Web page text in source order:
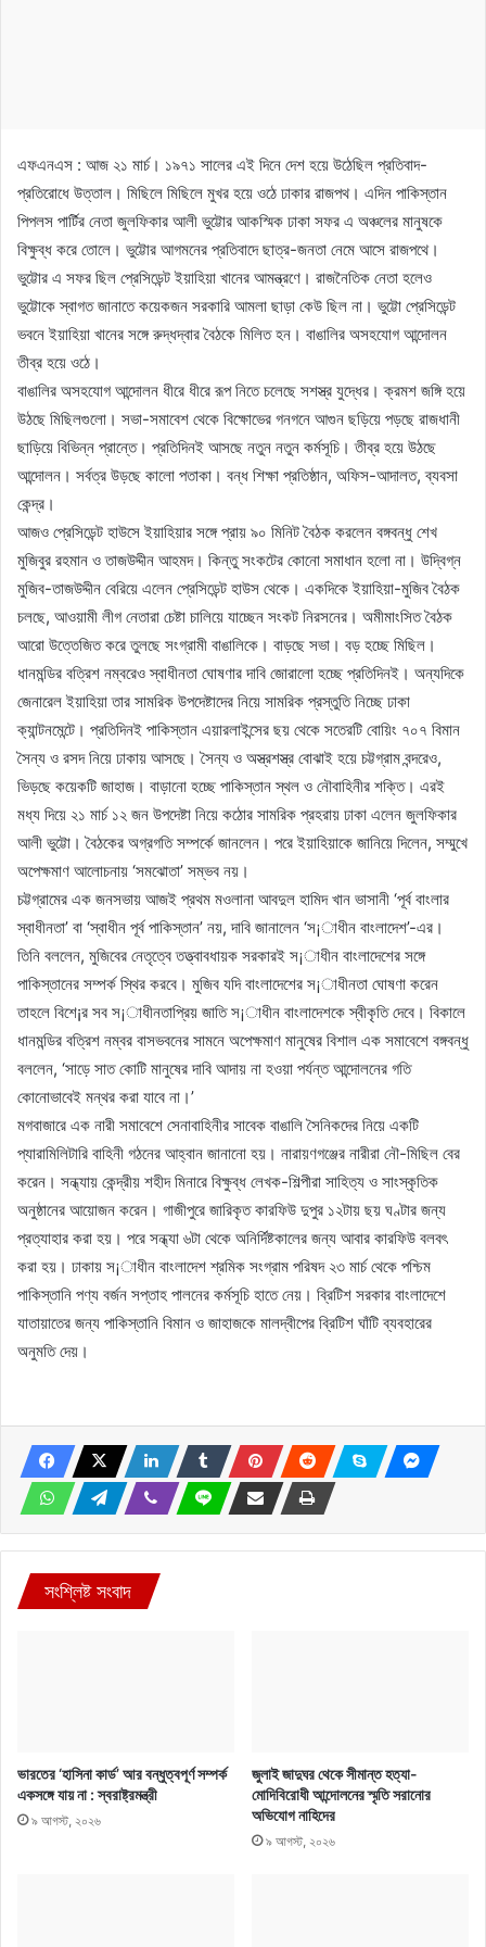
এফএনএস : আজ ২১ মার্চ। ১৯৭১ সালের এই দিনে দেশ হয়ে উঠেছিল প্রতিবাদ-
প্রতিরোধে উত্তাল। মিছিলে মিছিলে মুখর হয়ে ওঠে ঢাকার রাজপথ। এদিন পাকিস্তান
পিপলস পার্টির নেতা জুলফিকার আলী ভুট্টোর আকস্মিক ঢাকা সফর এ অঞ্চলের মানুষকে
বিক্ষুব্ধ করে তোলে। ভুট্টোর আগমনের প্রতিবাদে ছাত্র-জনতা নেমে আসে রাজপথে।
ভুট্টোর এ সফর ছিল প্রেসিডেন্ট ইয়াহিয়া খানের আমন্ত্রণে। রাজনৈতিক নেতা হলেও
ভুট্টোকে স্বাগত জানাতে কয়েকজন সরকারি আমলা ছাড়া কেউ ছিল না। ভুট্টো প্রেসিডেন্ট
ভবনে ইয়াহিয়া খানের সঙ্গে রুদ্ধদ্বার বৈঠকে মিলিত হন। বাঙালির অসহযোগ আন্দোলন
তীব্র হয়ে ওঠে।
বাঙালির অসহযোগ আন্দোলন ধীরে ধীরে রূপ নিতে চলেছে সশস্ত্র যুদ্ধের। ক্রমশ জঙ্গি হয়ে
উঠছে মিছিলগুলো। সভা-সমাবেশ থেকে বিক্ষোভের গনগনে আগুন ছড়িয়ে পড়ছে রাজধানী
ছাড়িয়ে বিভিন্ন প্রান্তে। প্রতিদিনই আসছে নতুন নতুন কর্মসূচি। তীব্র হয়ে উঠছে
আন্দোলন। সর্বত্র উড়ছে কালো পতাকা। বন্ধ শিক্ষা প্রতিষ্ঠান, অফিস-আদালত, ব্যবসা
কেন্দ্র।
আজও প্রেসিডেন্ট হাউসে ইয়াহিয়ার সঙ্গে প্রায় ৯০ মিনিট বৈঠক করলেন বঙ্গবন্ধু শেখ
মুজিবুর রহমান ও তাজউদ্দীন আহমদ। কিন্তু সংকটের কোনো সমাধান হলো না। উদ্বিগ্ন
মুজিব-তাজউদ্দীন বেরিয়ে এলেন প্রেসিডেন্ট হাউস থেকে। একদিকে ইয়াহিয়া-মুজিব বৈঠক
চলছে, আওয়ামী লীগ নেতারা চেষ্টা চালিয়ে যাচ্ছেন সংকট নিরসনের। অমীমাংসিত বৈঠক
আরো উত্তেজিত করে তুলছে সংগ্রামী বাঙালিকে। বাড়ছে সভা। বড় হচ্ছে মিছিল।
ধানমন্ডির বত্রিশ নম্বরেও স্বাধীনতা ঘোষণার দাবি জোরালো হচ্ছে প্রতিদিনই। অন্যদিকে
জেনারেল ইয়াহিয়া তার সামরিক উপদেষ্টাদের নিয়ে সামরিক প্রস্তুতি নিচ্ছে ঢাকা
ক্যান্টনমেন্টে। প্রতিদিনই পাকিস্তান এয়ারলাইন্সের ছয় থেকে সতেরটি বোয়িং ৭০৭ বিমান
সৈন্য ও রসদ নিয়ে ঢাকায় আসছে। সৈন্য ও অস্ত্রশস্ত্র বোঝাই হয়ে চট্টগ্রাম বন্দরেও,
ভিড়ছে কয়েকটি জাহাজ। বাড়ানো হচ্ছে পাকিস্তান স্থল ও নৌবাহিনীর শক্তি। এরই
মধ্য দিয়ে ২১ মার্চ ১২ জন উপদেষ্টা নিয়ে কঠোর সামরিক প্রহরায় ঢাকা এলেন জুলফিকার
আলী ভুট্টো। বৈঠকের অগ্রগতি সম্পর্কে জানলেন। পরে ইয়াহিয়াকে জানিয়ে দিলেন, সম্মুখে
অপেক্ষমাণ আলোচনায় ‘সমঝোতা’ সম্ভব নয়।
চট্টগ্রামের এক জনসভায় আজই প্রথম মওলানা আবদুল হামিদ খান ভাসানী ‘পূর্ব বাংলার
স্বাধীনতা’ বা ‘স্বাধীন পূর্ব পাকিস্তান’ নয়, দাবি জানালেন ‘স¡াধীন বাংলাদেশ’-এর।
তিনি বললেন, মুজিবের নেতৃত্বে তত্ত্বাবধায়ক সরকারই স¡াধীন বাংলাদেশের সঙ্গে
পাকিস্তানের সম্পর্ক স্থির করবে। মুজিব যদি বাংলাদেশের স¡াধীনতা ঘোষণা করেন
তাহলে বিশে¡র সব স¡াধীনতাপ্রিয় জাতি স¡াধীন বাংলাদেশকে স্বীকৃতি দেবে। বিকালে
ধানমন্ডির বত্রিশ নম্বর বাসভবনের সামনে অপেক্ষমাণ মানুষের বিশাল এক সমাবেশে বঙ্গবন্ধু
বললেন, ‘সাড়ে সাত কোটি মানুষের দাবি আদায় না হওয়া পর্যন্ত আন্দোলনের গতি
কোনোভাবেই মন্থর করা যাবে না।’
মগবাজারে এক নারী সমাবেশে সেনাবাহিনীর সাবেক বাঙালি সৈনিকদের নিয়ে একটি
প্যারামিলিটারি বাহিনী গঠনের আহ্বান জানানো হয়। নারায়ণগঞ্জের নারীরা নৌ-মিছিল বের
করেন। সন্ধ্যায় কেন্দ্রীয় শহীদ মিনারে বিক্ষুব্ধ লেখক-শিল্পীরা সাহিত্য ও সাংস্কৃতিক
অনুষ্ঠানের আয়োজন করেন। গাজীপুরে জারিকৃত কারফিউ দুপুর ১২টায় ছয় ঘণ্টার জন্য
প্রত্যাহার করা হয়। পরে সন্ধ্যা ৬টা থেকে অনির্দিষ্টকালের জন্য আবার কারফিউ বলবৎ
করা হয়। ঢাকায় স¡াধীন বাংলাদেশ শ্রমিক সংগ্রাম পরিষদ ২৩ মার্চ থেকে পশ্চিম
পাকিস্তানি পণ্য বর্জন সপ্তাহ পালনের কর্মসূচি হাতে নেয়। ব্রিটিশ সরকার বাংলাদেশে
যাতায়াতের জন্য পাকিস্তানি বিমান ও জাহাজকে মালদ্বীপের ব্রিটিশ ঘাঁটি ব্যবহারের
অনুমতি দেয়।
সংশ্লিষ্ট সংবাদ
ভারতের ‘হাসিনা কার্ড’ আর বন্ধুত্বপূর্ণ সম্পর্ক
একসঙ্গে যায় না : স্বরাষ্ট্রমন্ত্রী
৯ আগস্ট, ২০২৬
জুলাই জাদুঘর থেকে সীমান্ত হত্যা-
মোদিবিরোধী আন্দোলনের স্মৃতি সরানোর
অভিযোগ নাহিদের
৯ আগস্ট, ২০২৬